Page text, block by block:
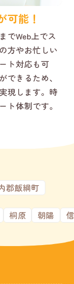
可能！
でWeb上でス
方やお忙しい
ト対応も可
きるため、
現します。時
ト体制です。
郡飯綱町
桐原 朝陽